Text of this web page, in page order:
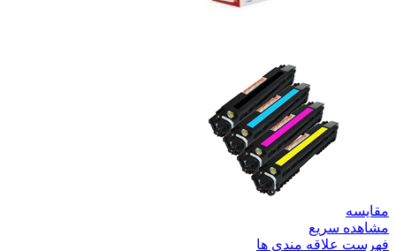
مقایسه
مشاهده سریع
فهرست علاقه مندی ها